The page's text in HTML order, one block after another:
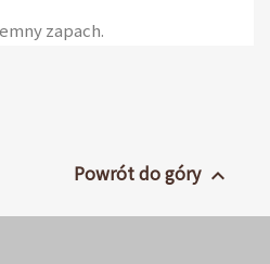
zapach.
Powrót do góry 